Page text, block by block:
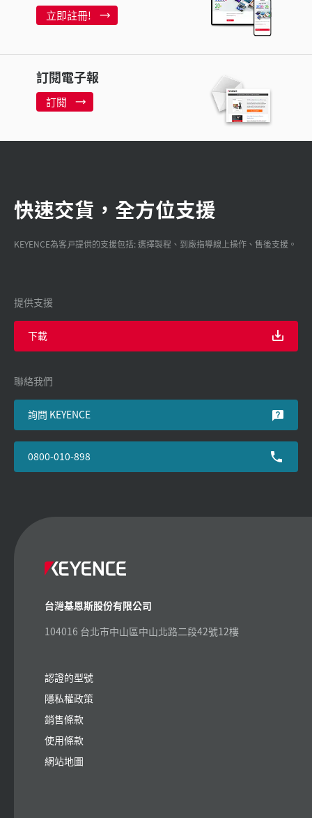
立即註冊!
訂閱電子報
訂閱
快速交貨，全方位支援
KEYENCE為客戸提供的支援包括: 選擇製程、到廠指導線上操作、售後支援。
提供支援
下載
聯絡我們
詢問 KEYENCE
0800-010-898
台灣基恩斯股份有限公司
104016 台北市中山區中山北路二段42號12樓
認證的型號
隱私權政策
銷售條款
使用條款
網站地圖